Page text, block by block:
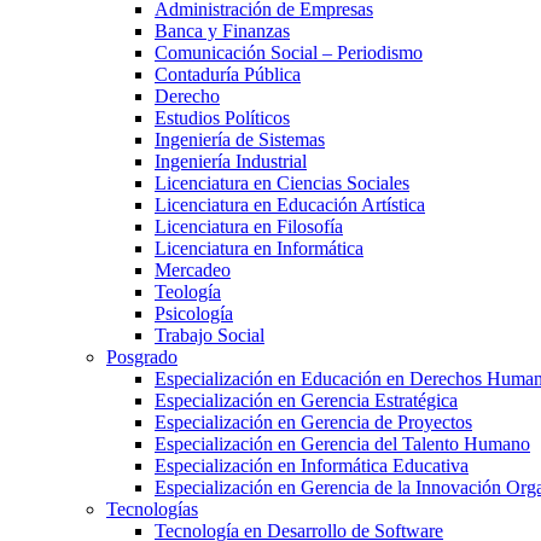
Administración de Empresas
Banca y Finanzas
Comunicación Social – Periodismo
Contaduría Pública
Derecho
Estudios Políticos
Ingeniería de Sistemas
Ingeniería Industrial
Licenciatura en Ciencias Sociales
Licenciatura en Educación Artística
Licenciatura en Filosofía
Licenciatura en Informática
Mercadeo
Teología
Psicología
Trabajo Social
Posgrado
Especialización en Educación en Derechos
Especialización en Gerencia Estratégica
Especialización en Gerencia de Proyectos
Especialización en Gerencia del Talento Humano
Especialización en Informática Educativa
Especialización en Gerencia de la Innovación
Tecnologías
Tecnología en Desarrollo de Software